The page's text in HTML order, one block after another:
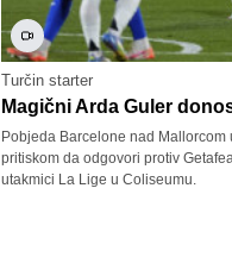
Turčin starter
Magični Arda Guler
Pobjeda Barcelone nad
pritiskom da odgovori protiv
utakmici La Lige u Coliseumu.